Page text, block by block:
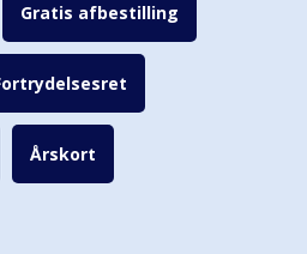
Gratis afbestilling
Årskort